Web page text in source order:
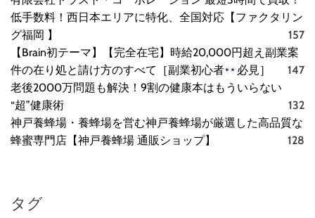
低手数料！西日本エリアに特化、全国対応【ファクタリン
グ福岡 】
157
【Brain初テーマ】【完全在宅】時給20,000円超え副業案
件の在り処と請け方のすべて［副業初心者
必見］
147
老後2000万問題も解決！9割の健康本はもういらない
“超”健康術
132
神戸養蜂場・養蜂場を営む神戸養蜂場が厳選した高品質な
蜂蜜専門店【神戸養蜂場 通販ショップ】
128
タグ